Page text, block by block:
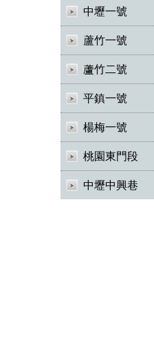
中壢一號
蘆竹一號
蘆竹二號
平鎮一號
楊梅一號
桃園東門段
中壢中興巷